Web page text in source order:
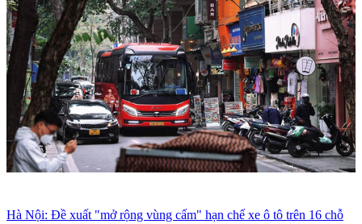
Hà Nội: Đề xuất "mở rộng vùng cấm" hạn chế xe ô tô trên 16 chỗ